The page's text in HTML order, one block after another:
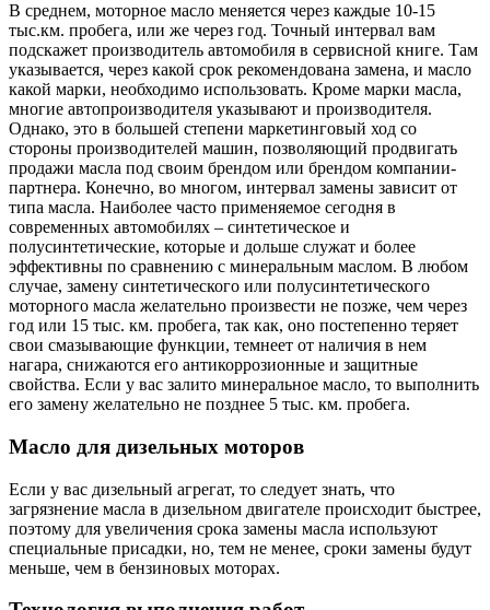
В среднем, моторное масло меняется через каждые 10-15
тыс.км. пробега, или же через год. Точный интервал вам
подскажет производитель автомобиля в сервисной книге. Там
указывается, через какой срок рекомендована замена, и масло
какой марки, необходимо использовать. Кроме марки масла,
многие автопроизводителя указывают и производителя.
Однако, это в большей степени маркетинговый ход со
стороны производителей машин, позволяющий продвигать
продажи масла под своим брендом или брендом компании-
партнера. Конечно, во многом, интервал замены зависит от
типа масла. Наиболее часто применяемое сегодня в
современных автомобилях – синтетическое и
полусинтетические, которые и дольше служат и более
эффективны по сравнению с минеральным маслом. В любом
случае, замену синтетического или полусинтетического
моторного масла желательно произвести не позже, чем через
год или 15 тыс. км. пробега, так как, оно постепенно теряет
свои смазывающие функции, темнеет от наличия в нем
нагара, снижаются его антикоррозионные и защитные
свойства. Если у вас залито минеральное масло, то выполнить
его замену желательно не позднее 5 тыс. км. пробега.
Масло для дизельных моторов
Если у вас дизельный агрегат, то следует знать, что
загрязнение масла в дизельном двигателе происходит быстрее,
поэтому для увеличения срока замены масла используют
специальные присадки, но, тем не менее, сроки замены будут
меньше, чем в бензиновых моторах.